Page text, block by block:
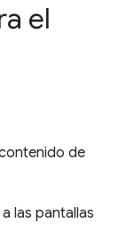
el
de
las pantallas